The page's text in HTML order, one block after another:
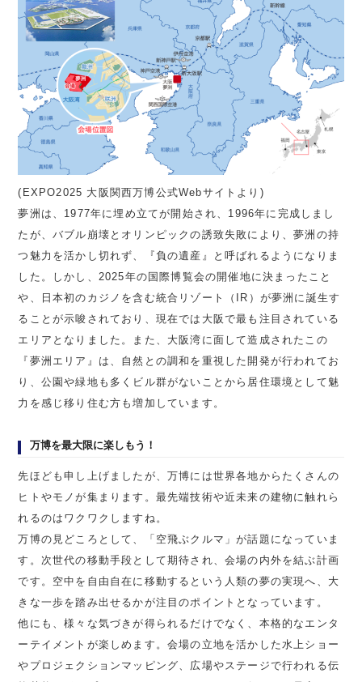
(EXPO2025 大阪関西万博公式Webサイトより)
夢洲は、1977年に埋め立てが開始され、1996年に完成しまし
たが、バブル崩壊とオリンピックの誘致失敗により、夢洲の持
つ魅力を活かし切れず、『負の遺産』と呼ばれるようになりま
した。しかし、2025年の国際博覧会の開催地に決まったこと
や、日本初のカジノを含む統合リゾート（IR）が夢洲に誕生す
ることが示唆されており、現在では大阪で最も注目されている
エリアとなりました。また、大阪湾に面して造成されたこの
『夢洲エリア』は、自然との調和を重視した開発が行われてお
り、公園や緑地も多くビル群がないことから居住環境として魅
力を感じ移り住む方も増加しています。
万博を最大限に楽しもう！
先ほども申し上げましたが、万博には世界各地からたくさんの
ヒトやモノが集まります。最先端技術や近未来の建物に触れら
れるのはワクワクしますね。
万博の見どころとして、「空飛ぶクルマ」が話題になっていま
す。次世代の移動手段として期待され、会場の内外を結ぶ計画
です。空中を自由自在に移動するという人類の夢の実現へ、大
きな一歩を踏み出せるかが注目のポイントとなっています。
他にも、様々な気づきが得られるだけでなく、本格的なエンタ
ーテイメントが楽しめます。会場の立地を活かした水上ショー
やプロジェクションマッピング、広場やステージで行われる伝